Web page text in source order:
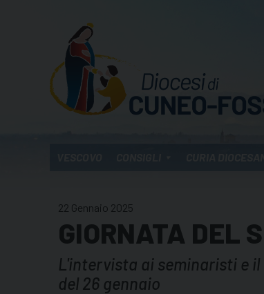
22 Gennaio 2025
GIORNATA DEL
L'intervista ai seminaristi e
del 26 gennaio